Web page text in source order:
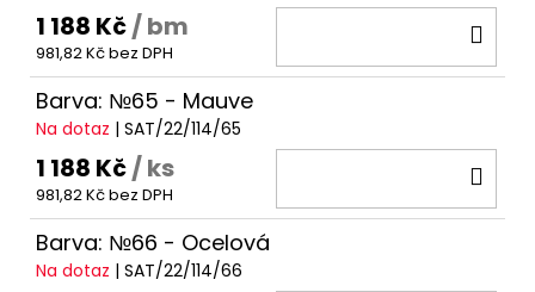
1 188 Kč/ bm
981,82 Kč bez DPH
Barva: №65 - Mauve
Na dotaz | SAT/22/114/65
1 188 Kč/ ks
981,82 Kč bez DPH
Barva: №66 - Ocelová
Na dotaz | SAT/22/114/66